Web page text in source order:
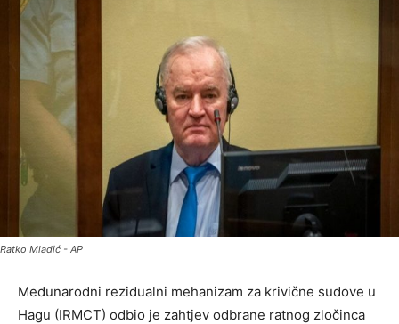
Ratko Mladić - AP
Međunarodni rezidualni mehanizam za krivične sudove u
Hagu (IRMCT) odbio je zahtjev odbrane ratnog zločinca